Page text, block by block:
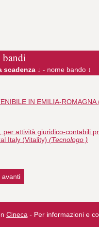
scadenza ↓ - nome bando ↓
IN EMILIA-ROMAGNA
attività giuridico-contabili
Italy (Vitality) (Tecnologo )
avanti
Cineca - Per informazioni e